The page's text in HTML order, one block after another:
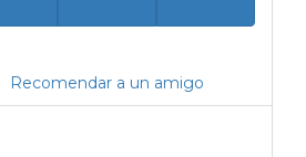
Recomendar a un amigo